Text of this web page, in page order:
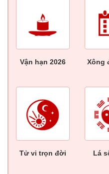
Vận hạn 2026 Xông
Tử vi trọn đời Lá